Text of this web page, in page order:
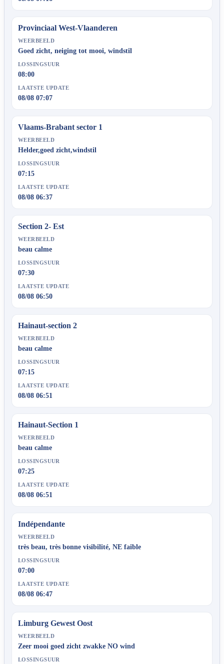
Provinciaal West-Vlaanderen
WEERBEELD
Goed zicht, neiging tot mooi, windstil
LOSSINGSUUR
08:00
LAATSTE UPDATE
08/08 07:07
Vlaams-Brabant sector 1
WEERBEELD
Helder,goed zicht,windstil
LOSSINGSUUR
07:15
LAATSTE UPDATE
08/08 06:37
Section 2- Est
WEERBEELD
beau calme
LOSSINGSUUR
07:30
LAATSTE UPDATE
08/08 06:50
Hainaut-section 2
WEERBEELD
beau calme
LOSSINGSUUR
07:15
LAATSTE UPDATE
08/08 06:51
Hainaut-Section 1
WEERBEELD
beau calme
LOSSINGSUUR
07:25
LAATSTE UPDATE
08/08 06:51
Indépendante
WEERBEELD
très beau, très bonne visibilité, NE faible
LOSSINGSUUR
07:00
LAATSTE UPDATE
08/08 06:47
Limburg Gewest Oost
WEERBEELD
Zeer mooi goed zicht zwakke NO wind
LOSSINGSUUR